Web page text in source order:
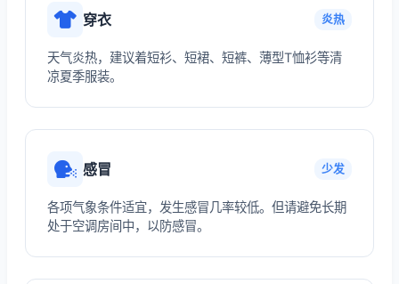
穿衣 炎热
天气炎热，建议着短衫、短裙、短裤、薄型T恤衫等清
凉夏季服装。
感冒 少发
各项气象条件适宜，发生感冒几率较低。但请避免长期
处于空调房间中，以防感冒。